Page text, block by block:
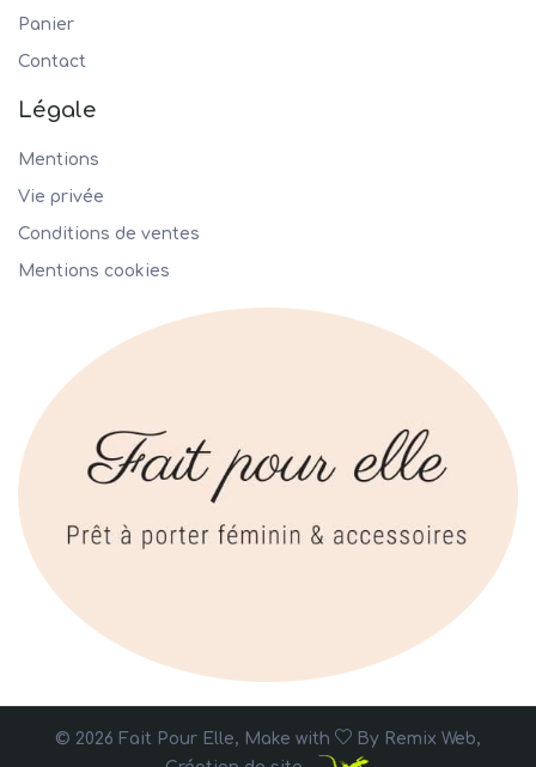
Panier
Contact
Légale
Mentions
Vie privée
Conditions de ventes
Mentions cookies
© 2026 Fait Pour Elle, Make with By Remix Web,